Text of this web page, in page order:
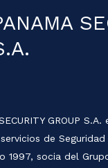
GROUP
de
1997, socia del Grupo